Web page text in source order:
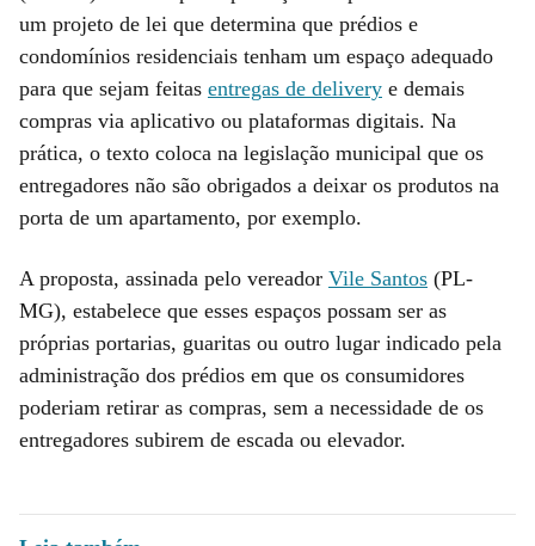
um projeto de lei que determina que prédios e
condomínios residenciais tenham um espaço adequado
para que sejam feitas entregas de delivery e demais
compras via aplicativo ou plataformas digitais. Na
prática, o texto coloca na legislação municipal que os
entregadores não são obrigados a deixar os produtos na
porta de um apartamento, por exemplo.
A proposta, assinada pelo vereador Vile Santos (PL-
MG), estabelece que esses espaços possam ser as
próprias portarias, guaritas ou outro lugar indicado pela
administração dos prédios em que os consumidores
poderiam retirar as compras, sem a necessidade de os
entregadores subirem de escada ou elevador.